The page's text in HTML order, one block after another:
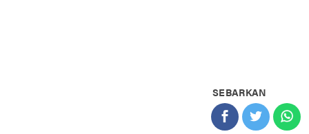
SEBARKAN